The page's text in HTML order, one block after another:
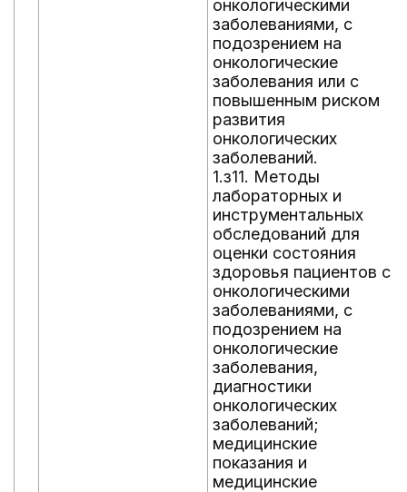
онкологическими
заболеваниями, с
подозрением на
онкологические
заболевания или с
повышенным риском
развития
онкологических
заболеваний.
1.з11. Методы
лабораторных и
инструментальных
обследований для
оценки состояния
здоровья пациентов с
онкологическими
заболеваниями, с
подозрением на
онкологические
заболевания,
диагностики
онкологических
заболеваний;
медицинские
показания и
медицинские